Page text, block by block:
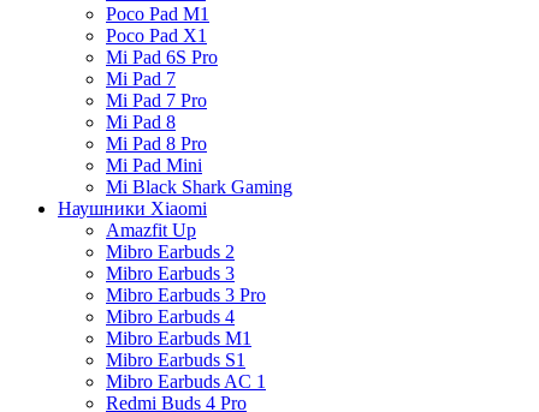
Poco Pad M1
Poco Pad X1
Mi Pad 6S Pro
Mi Pad 7
Mi Pad 7 Pro
Mi Pad 8
Mi Pad 8 Pro
Mi Pad Mini
Mi Black Shark Gaming
Наушники Xiaomi
Amazfit Up
Mibro Earbuds 2
Mibro Earbuds 3
Mibro Earbuds 3 Pro
Mibro Earbuds 4
Mibro Earbuds M1
Mibro Earbuds S1
Mibro Earbuds AC 1
Redmi Buds 4 Pro